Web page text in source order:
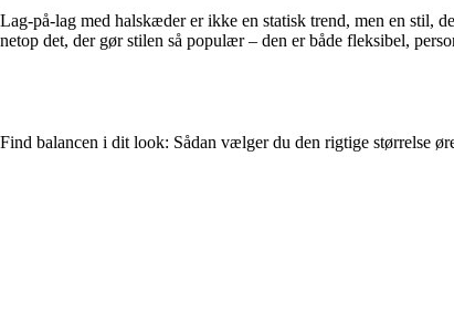
Lag-på-lag med halskæder er ikke en statisk trend, men en stil,
netop det, der gør stilen så populær – den er både fleksibel,
Find balancen i dit look: Sådan vælger du den rigtige størrelse